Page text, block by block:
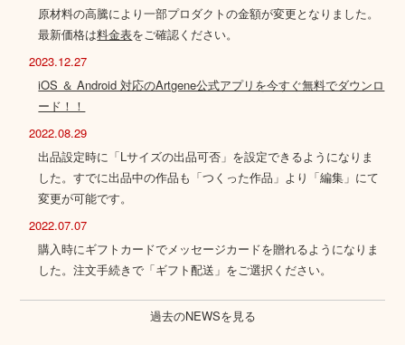
原材料の高騰により一部プロダクトの金額が変更となりました。
最新価格は料金表をご確認ください。
2023.12.27
iOS ＆ Android 対応のArtgene公式アプリを今すぐ無料でダウンロ
ード！！
2022.08.29
出品設定時に「Lサイズの出品可否」を設定できるようになりま
した。すでに出品中の作品も「つくった作品」より「編集」にて
変更が可能です。
2022.07.07
購入時にギフトカードでメッセージカードを贈れるようになりま
した。注文手続きで「ギフト配送」をご選択ください。
過去のNEWSを見る